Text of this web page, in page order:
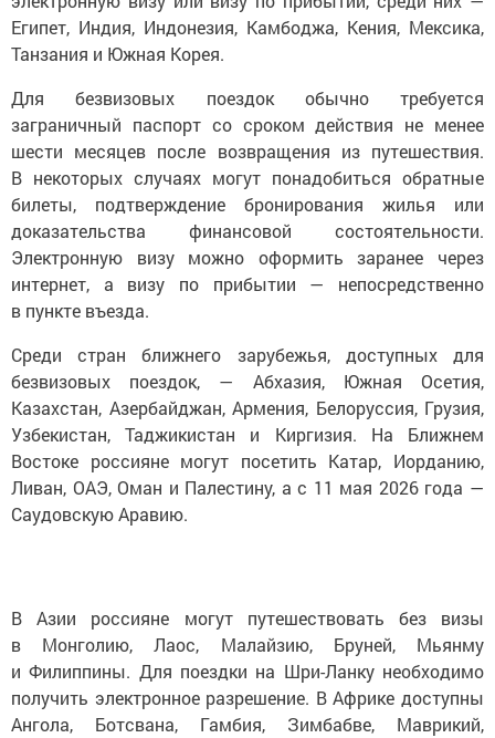
Египет, Индия, Индонезия, Камбоджа, Кения, Мексика,
Танзания и Южная Корея.
Для безвизовых поездок обычно требуется
заграничный паспорт со сроком действия не менее
шести месяцев после возвращения из путешествия.
В некоторых случаях могут понадобиться обратные
билеты, подтверждение бронирования жилья или
доказательства финансовой состоятельности.
Электронную визу можно оформить заранее через
интернет, а визу по прибытии — непосредственно
в пункте въезда.
Среди стран ближнего зарубежья, доступных для
безвизовых поездок, — Абхазия, Южная Осетия,
Казахстан, Азербайджан, Армения, Белоруссия, Грузия,
Узбекистан, Таджикистан и Киргизия. На Ближнем
Востоке россияне могут посетить Катар, Иорданию,
Ливан, ОАЭ, Оман и Палестину, а с 11 мая 2026 года —
Саудовскую Аравию.
В Азии россияне могут путешествовать без визы
в Монголию, Лаос, Малайзию, Бруней, Мьянму
и Филиппины. Для поездки на Шри-Ланку необходимо
получить электронное разрешение. В Африке доступны
Ангола, Ботсвана, Гамбия, Зимбабве, Маврикий,